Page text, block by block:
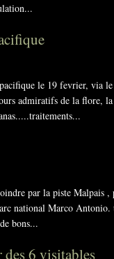
le 19 fevrier, via
admiratifs de la flore,
par la piste Malpais
national Marco
bons...
des 6 visitables